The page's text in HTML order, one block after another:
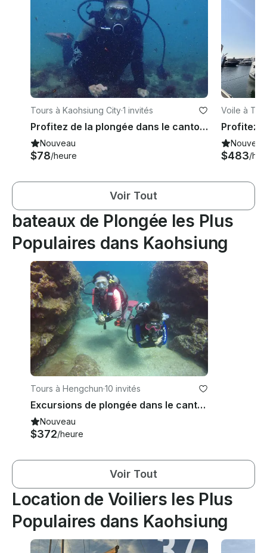
Tours à Kaohsiung City·1 invités
Profitez de la plongée dans le canton de Hengchun, à Taïwan
Nouveau
$78/heure
Voile à
Nouveau
$483/
Voir Tout
bateaux de Plongée les Plus
Populaires dans Kaohsiung
Tours à Hengchun·10 invités
Excursions de plongée dans le canton de Hengchun
Nouveau
$372/heure
Voir Tout
Location de Voiliers les Plus
Populaires dans Kaohsiung